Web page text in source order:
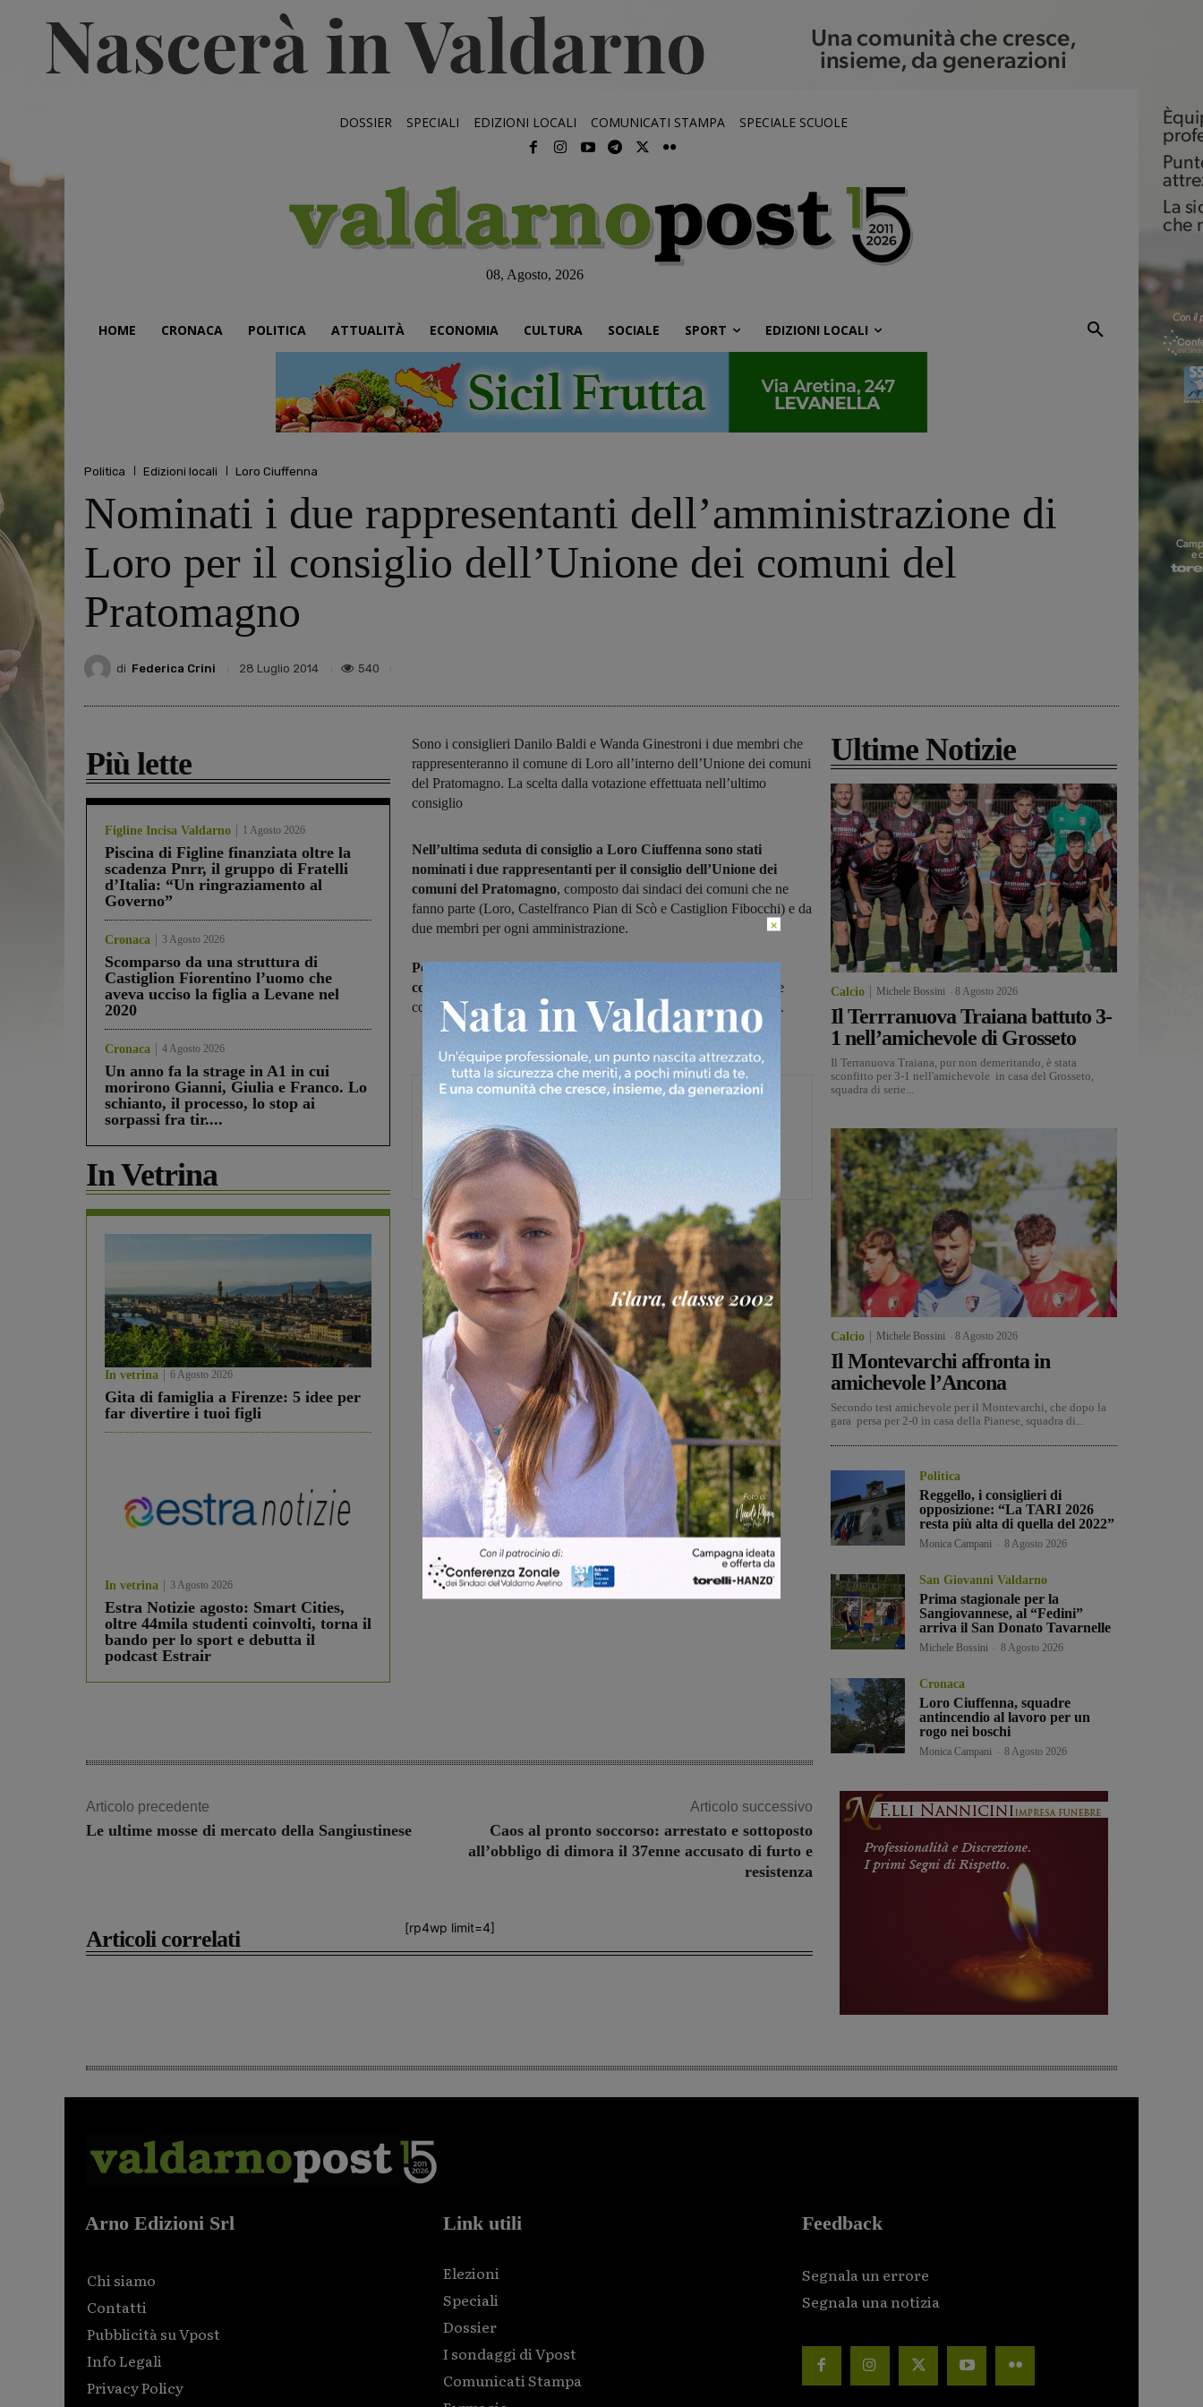
DOSSIER SPECIALI EDIZIONI LOCALI COMUNICATI STAMPA SPECIALE SCUOLE
08, Agosto, 2026
HOME CRONACA POLITICA ATTUALITÀ ECONOMIA CULTURA SOCIALE SPORT EDIZIONI LOCALI
Politica Edizioni locali Loro Ciuffenna
Nominati i due rappresentanti dell’amministrazione di
Loro per il consiglio dell’Unione dei comuni del
Pratomagno
di Federica Crini 28 Luglio 2014 540
Più lette
Figline Incisa Valdarno 1 Agosto 2026
Piscina di Figline finanziata oltre la
scadenza Pnrr, il gruppo di Fratelli
d’Italia: “Un ringraziamento al
Governo”
Cronaca 3 Agosto 2026
Scomparso da una struttura di
Castiglion Fiorentino l’uomo che
aveva ucciso la figlia a Levane nel
2020
Cronaca 4 Agosto 2026
Un anno fa la strage in A1 in cui
morirono Gianni, Giulia e Franco. Lo
schianto, il processo, lo stop ai
sorpassi fra tir....
In Vetrina
In vetrina 6 Agosto 2026
Gita di famiglia a Firenze: 5 idee per
far divertire i tuoi figli
In vetrina 3 Agosto 2026
Estra Notizie agosto: Smart Cities,
oltre 44mila studenti coinvolti, torna il
bando per lo sport e debutta il
podcast Estrair
Sono i consiglieri Danilo Baldi e Wanda Ginestroni i due membri che
rappresenteranno il comune di Loro all’interno dell’Unione dei comuni
del Pratomagno. La scelta dalla votazione effettuata nell’ultimo
consiglio
Nell’ultima seduta di consiglio a Loro Ciuffenna sono stati
nominati i due rappresentanti per il consiglio dell’Unione dei
comuni del Pratomagno, composto dai sindaci dei comuni che ne
fanno parte (Loro, Castelfranco Pian di Scò e Castiglion Fibocchi) e da
due membri per ogni amministrazione.
Per la minoranza è stato scelto Danilo Baldi (“Insieme per il
comune”) e per la maggioranza Wanda Ginestroni
, consigliere
comunale e assessore della nuova giunta guidata da Moreno Botti.
Federica Crini
Share
Articolo precedente
Le ultime mosse di mercato della Sangiustinese
Articolo successivo
Caos al pronto soccorso: arrestato e sottoposto
all’obbligo di dimora il 37enne accusato di furto e
resistenza
[rp4wp limit=4]
Articoli correlati
Ultime Notizie
Calcio Michele Bossini 8 Agosto 2026
Il Terrranuova Traiana battuto 3-
1 nell’amichevole di Grosseto
Il Terranuova Traiana, pur non demeritando, è stata
sconfitto per 3-1 nell'amichevole in casa del Grosseto,
squadra di serie...
Calcio Michele Bossini 8 Agosto 2026
Il Montevarchi affronta in
amichevole l’Ancona
Secondo test amichevole per il Montevarchi, che dopo la
gara persa per 2-0 in casa della Pianese, squadra di...
Politica
Reggello, i consiglieri di
opposizione: “La TARI 2026
resta più alta di quella del 2022”
Monica Campani 8 Agosto 2026
San Giovanni Valdarno
Prima stagionale per la
Sangiovannese, al “Fedini”
arriva il San Donato Tavarnelle
Michele Bossini 8 Agosto 2026
Cronaca
Loro Ciuffenna, squadre
antincendio al lavoro per un
rogo nei boschi
Monica Campani 8 Agosto 2026
Arno Edizioni Srl
Chi siamo
Contatti
Pubblicità su Vpost
Info Legali
Privacy Policy
Link utili
Elezioni
Speciali
Dossier
I sondaggi di Vpost
Comunicati Stampa
Feedback
Segnala un errore
Segnala una notizia
×